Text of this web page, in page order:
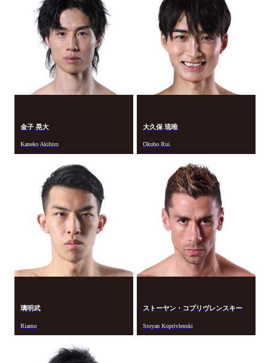
金子 晃大
Kaneko Akihiro
大久保 琉唯
Okubo Rui
璃明武
Riamu
ストーヤン・コプリヴレンスキー
Stoyan Koprivlenski